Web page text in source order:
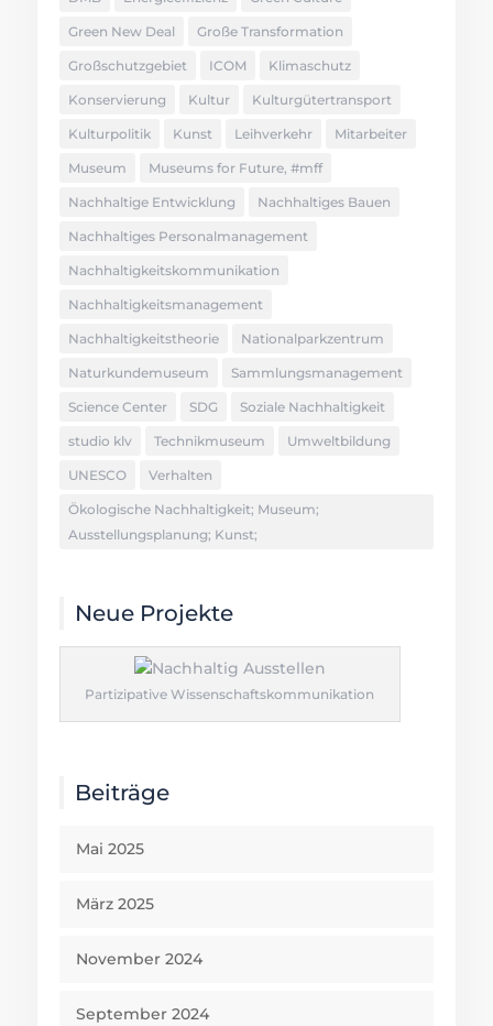
Green New Deal Große Transformation
Großschutzgebiet ICOM Klimaschutz
Konservierung Kultur Kulturgütertransport
Kulturpolitik Kunst Leihverkehr Mitarbeiter
Museum Museums for Future, #mff
Nachhaltige Entwicklung Nachhaltiges Bauen
Nachhaltiges Personalmanagement
Nachhaltigkeitskommunikation
Nachhaltigkeitsmanagement
Nachhaltigkeitstheorie Nationalparkzentrum
Naturkundemuseum Sammlungsmanagement
Science Center SDG Soziale Nachhaltigkeit
studio klv Technikmuseum Umweltbildung
UNESCO Verhalten
Ökologische Nachhaltigkeit; Museum;
Ausstellungsplanung; Kunst;
Neue Projekte
Partizipative Wissenschaftskommunikation
Beiträge
Mai 2025
März 2025
November 2024
September 2024